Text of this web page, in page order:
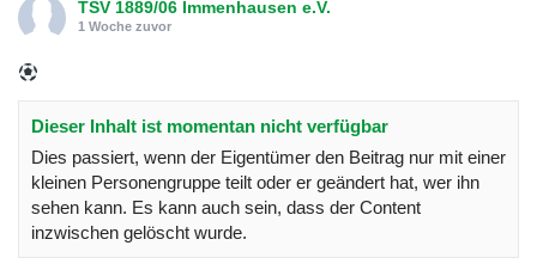
TSV 1889/06 Immenhausen e.V.
1 Woche zuvor
Dieser Inhalt ist momentan nicht verfügbar
Dies passiert, wenn der Eigentümer den Beitrag nur mit einer
kleinen Personengruppe teilt oder er geändert hat, wer ihn
sehen kann. Es kann auch sein, dass der Content
inzwischen gelöscht wurde.